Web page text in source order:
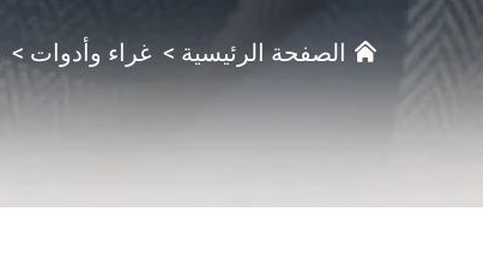
الصفحة الرئيسية > غراء وأدوات >